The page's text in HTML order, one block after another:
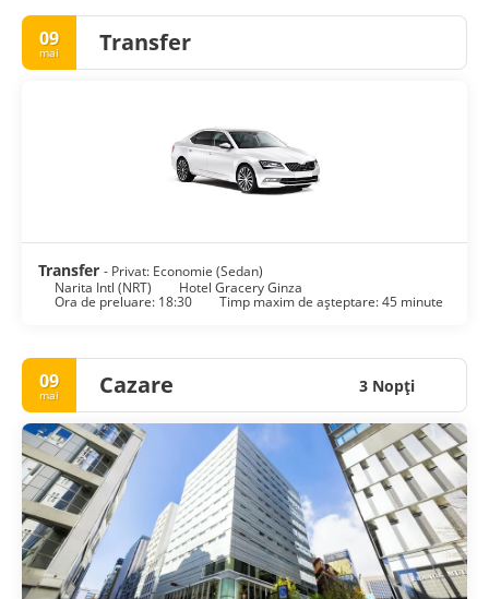
09
mai Transfer
Transfer - Privat: Economie (Sedan)
Narita Intl (NRT)
Hotel Gracery Ginza
Ora de preluare: 18:30 Timp maxim de așteptare: 45 minute
09
mai Cazare 3 Nopţi